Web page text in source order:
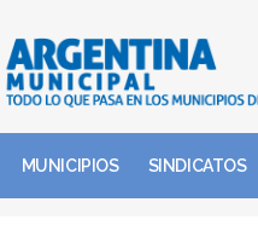
MUNICIPIOS SINDICATOS